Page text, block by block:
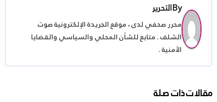
Byالتحرير
محرر صحفي لدى ، موقع الجريدة الإلكترونية صوت
الشلف . متابع للشأن المحلي والسياسي والقضايا
الأمنية .
مقالات ذات صلة